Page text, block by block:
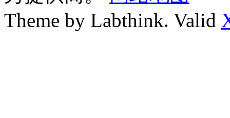
Theme by Labthink. Valid